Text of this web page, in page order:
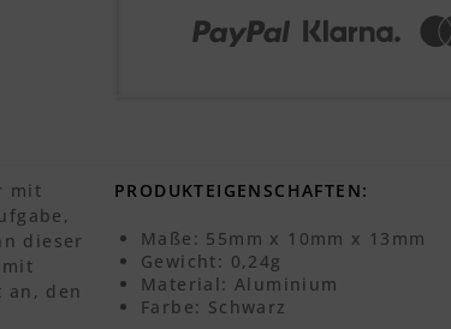
mit
dieser
an, den
PRODUKTEIGENSCHAFTEN:
Maße: 55mm x 10mm x 13mm
Gewicht: 0,24g
Material: Aluminium
Farbe: Schwarz